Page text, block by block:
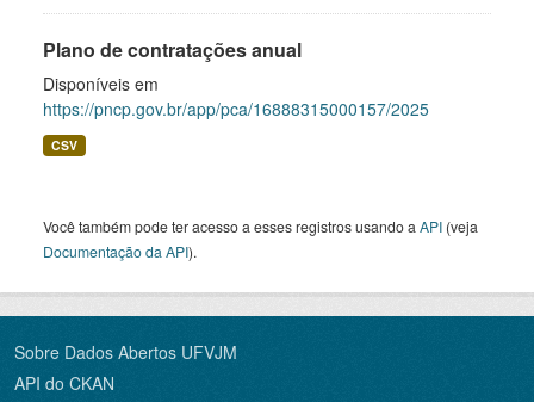
Plano de contratações anual
Disponíveis em
https://pncp.gov.br/app/pca/16888315000157/2025
CSV
Você também pode ter acesso a esses registros usando a API (veja
Documentação da API).
Sobre Dados Abertos UFVJM
API do CKAN